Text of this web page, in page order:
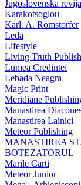
Jugoslovenska revija
Karakotsoglou
Karl. A. Romstorfer
Leda
Lifestyle
Living Truth
Lumea Credintei
Lebada Neagra
Magic Print
Meridiane
Manastirea
Manastirea Lainici
Meteor Publishing
MANASTIREA
BOTEZATORUL
Marile Carti
Meteor Junior